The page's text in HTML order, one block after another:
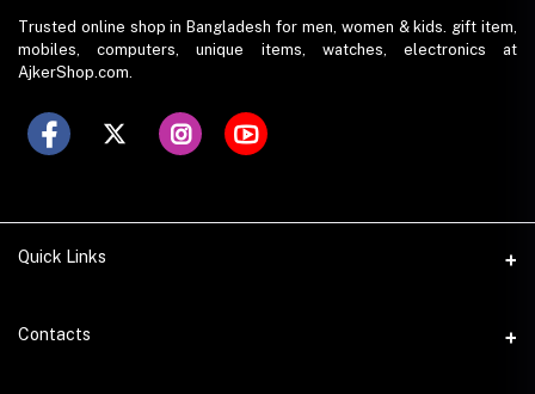
Trusted online shop in Bangladesh for men, women & kids. gift item,
mobiles, computers, unique items, watches, electronics at
AjkerShop.com.
Quick Links
All product
Contacts